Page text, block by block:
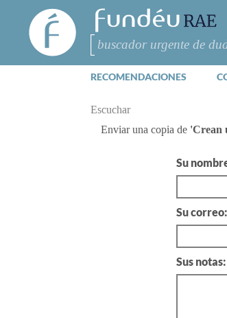
FundéuRAE
- Fundación
del Español
Urgente
Buscar
RECOMENDACIONES
Escuchar
Enviar una copia de 'Crean
Su
Su
Sus notas: